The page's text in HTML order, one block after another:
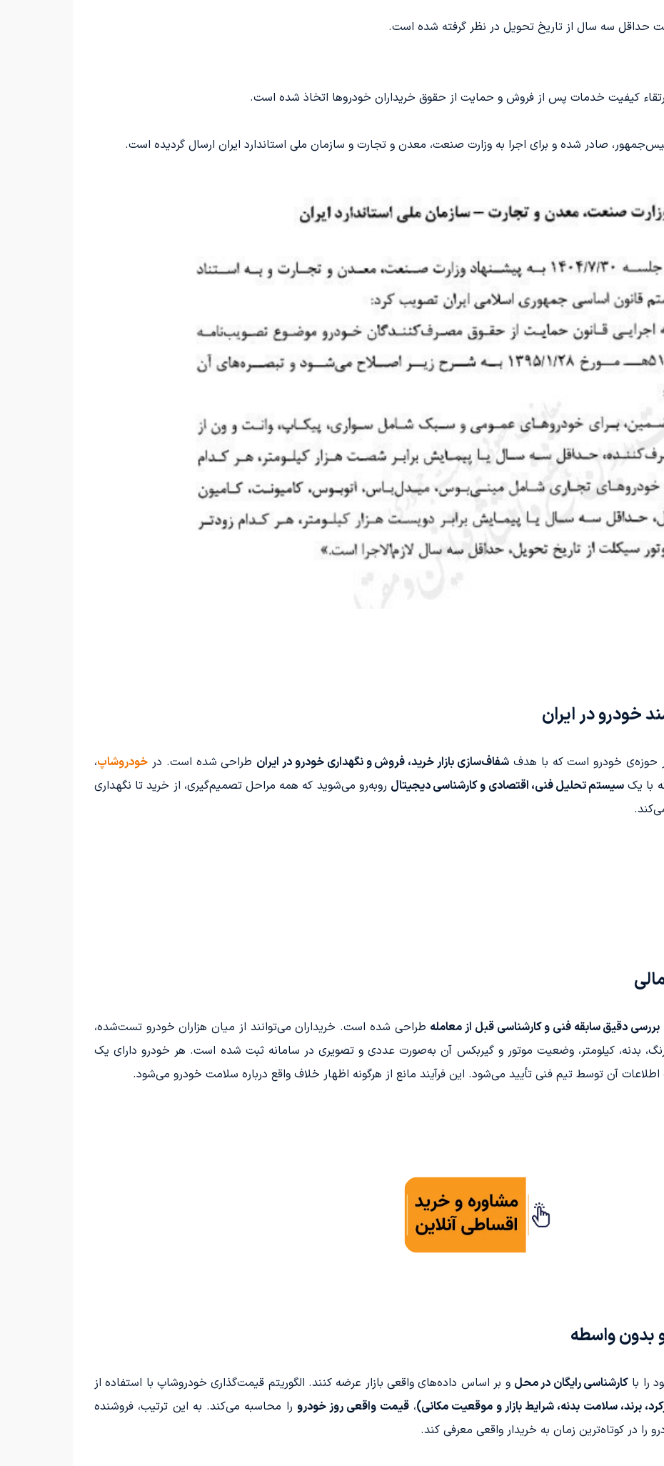
حداقل سه سال از تاریخ تحویل در نظر گرفته شده است.
ارتقاء کیفیت خدمات پس از فروش و حمایت از حقوق خریداران خودروها اتخاذ شده است.
صادر شده و برای اجرا به وزارت صنعت، معدن و تجارت و سازمان ملی استاندارد ایران ارسال گردیده است.
خودرو در ایران
حوزه‌ی خودرو است که با هدف شفاف‌سازی بازار خرید، فروش و نگهداری خودرو در ایران طراحی شده است. در خودروشاپ،
با یک سیستم تحلیل فنی، اقتصادی و کارشناسی دیجیتال روبه‌رو می‌شوید که همه مراحل تصمیم‌گیری، از خرید تا نگهداری
بررسی دقیق سابقه فنی و کارشناسی قبل از معامله طراحی شده است. خریداران می‌توانند از میان هزاران خودرو تست‌شده،
رنگ، بدنه، کیلومتر، وضعیت موتور و گیربکس آن به‌صورت عددی و تصویری در سامانه ثبت شده است. هر خودرو دارای یک
آن توسط تیم فنی تأیید می‌شود. این فرآیند مانع از هرگونه اظهار خلاف واقع درباره سلامت خودرو می‌شود.
بدون واسطه
را باکارشناسی رایگان در محل و بر اساس داده‌های واقعی بازار عرضه کنند. الگوریتم قیمت‌گذاری خودروشاپ با استفاده از
،قیمت واقعی روز خودرو را محاسبه می‌کند. به این ترتیب، فروشنده
را در کوتاه‌ترین زمان به خریدار واقعی معرفی کند.